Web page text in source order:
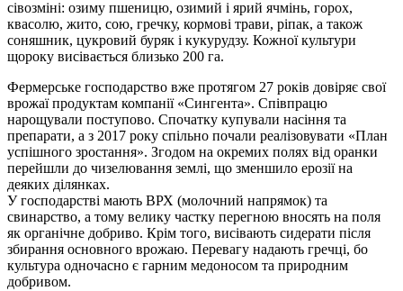
сівозміні: озиму пшеницю, озимий і ярий ячмінь, горох,
квасолю, жито, сою, гречку, кормові трави, ріпак, а також
соняшник, цукровий буряк і кукурудзу. Кожної культури
щороку висівається близько 200 га.
Фермерське господарство вже протягом 27 років довіряє свої
врожаї продуктам компанії «Сингента». Співпрацю
нарощували поступово. Спочатку купували насіння та
препарати, а з 2017 року спільно почали реалізовувати «План
успішного зростання». Згодом на окремих полях від оранки
перейшли до чизелювання землі, що зменшило ерозії на
деяких ділянках.
У господарстві мають ВРХ (молочний напрямок) та
свинарство, а тому велику частку перегною вносять на поля
як органічне добриво. Крім того, висівають сидерати після
збирання основного врожаю. Перевагу надають гречці, бо
культура одночасно є гарним медоносом та природним
добривом.